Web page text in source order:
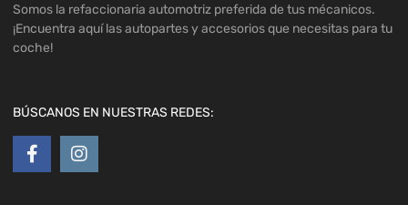
Somos la refaccionaria automotriz preferida de tus mécanicos.
¡Encuentra aquí las autopartes y accesorios que necesitas para tu
coche!
BÚSCANOS EN NUESTRAS REDES: